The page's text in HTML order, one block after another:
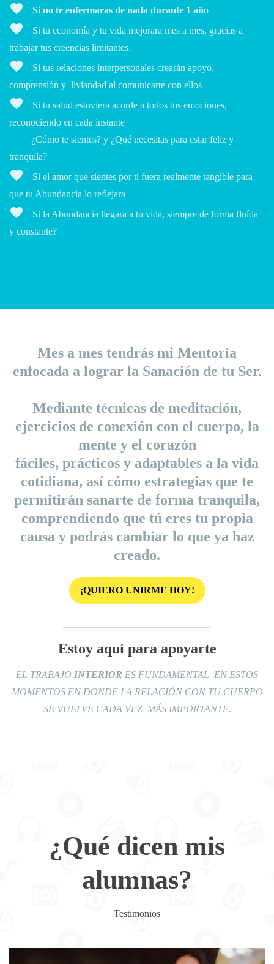
favorite Si no te enfermaras de nada durante 1 año
favorite
Si tu economía y tu vida mejorara mes a mes, gracias a
trabajar tus creencias limitantes.
favorite
Si tus relaciones interpersonales crearán apoyo,
comprensión y liviandad al comunicarte con ellos
favorite
Si tu salud estuviera acorde a todos tus emociones,
reconociendo en cada instante
¿Cómo te sientes? y ¿Qué necesitas para estar feliz y
tranquila?
favorite
Si el amor que sientes por tí fuera realmente tangible para
que tu Abundancia lo reflejara
favorite
Si la Abundancia llegara a tu vida, siempre de forma fluída
y constante?
Mes a mes tendrás mi Mentoría
enfocada a lograr la Sanación de tu Ser.
Mediante técnicas de meditación,
ejercicios de conexión con el cuerpo, la
mente y el corazón
fáciles, prácticos y adaptables a la vida
cotidiana, así cómo estrategias que te
permitirán sanarte de forma tranquila,
comprendiendo que tú eres tu propia
causa y podrás cambiar lo que ya haz
creado.
¡QUIERO UNIRME HOY!
Estoy aquí para apoyarte
EL TRABAJO INTERIOR ES FUNDAMENTAL EN ESTOS
MOMENTOS EN DONDE LA RELACIÓN CON TU CUERPO
SE VUELVE CADA VEZ MÁS IMPORTANTE.
¿Qué dicen mis
alumnas?
Testimonios